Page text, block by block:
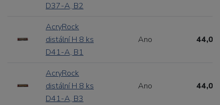
D37-A, B2
AcryRock
distální H 8 ks
D41-A, B1
Ano 44,00
AcryRock
distální H 8 ks
D41-A, B3
Ano 44,00